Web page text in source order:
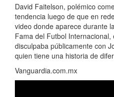
David Faitelson, polémico
tendencia luego de que en
video donde aparece durante
Fama del Futbol
disculpaba públicamente con
quien tiene una historia de
Vanguardia.com.mx